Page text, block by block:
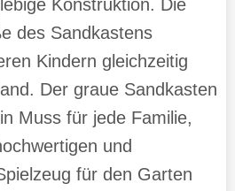
Konstruktion. Die
des Sandkastens
Kindern gleichzeitig
Der graue Sandkasten
Muss für jede Familie,
und
für den Garten